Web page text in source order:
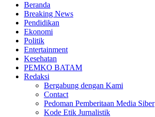
Beranda
Breaking News
Pendidikan
Ekonomi
Politik
Entertainment
Kesehatan
PEMKO BATAM
Redaksi
Bergabung dengan Kami
Contact
Pedoman Pemberitaan Media Siber
Kode Etik Jurnalistik